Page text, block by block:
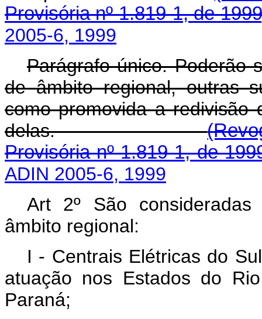
Provisória nº 1.819-1, de
2005-6, 1999
Parágrafo único. Poderão
de âmbito regional, outras
como promovida a
delas.
Provisória nº 1.819-1, de
ADIN 2005-6, 1999
Art 2º São consideradas
âmbito regional:
I - Centrais Elétricas do
atuação nos Estados do
Paraná;